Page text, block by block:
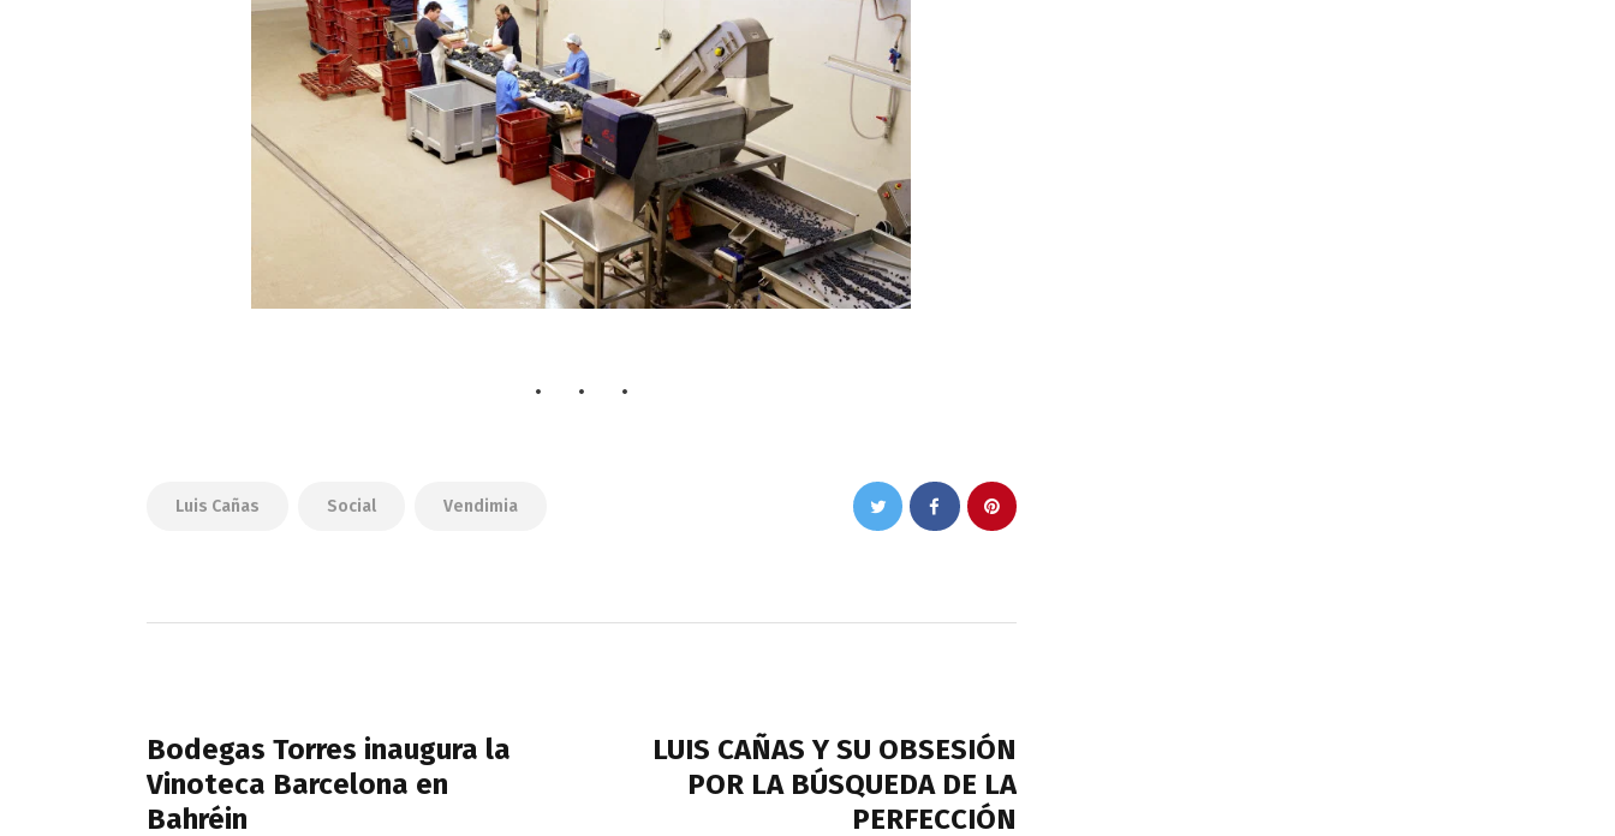
Luis Cañas Social Vendimia
entradas
Bodegas Torres inaugura la
Vinoteca Barcelona en
Bahréin
LUIS CAÑAS Y SU OBSESIÓN
POR LA BÚSQUEDA DE LA
PERFECCIÓN